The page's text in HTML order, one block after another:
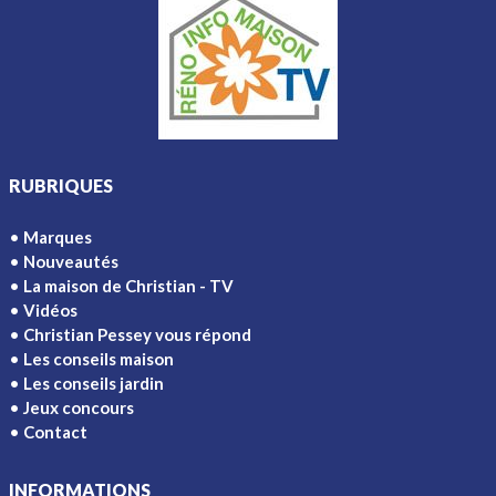
RUBRIQUES
Marques
Nouveautés
La maison de Christian - TV
Vidéos
Christian Pessey vous répond
Les conseils maison
Les conseils jardin
Jeux concours
Contact
INFORMATIONS